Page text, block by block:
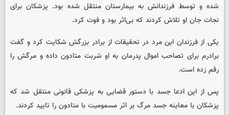
شده و توسط فرزندانش به بیمارستان منتقل شده بود. پزشکان برای
نجات جان او تلاش کردند که بی‌اثر بود و فوت کرد.
یکی از فرزندان این مرد در تحقیقات از برادر بزرگش شکایت کرد و گفت
برادرم برای تصاحب اموال پدرمان به او شربت متادون داده و مرگش را
رقم زده است.
پس از این ادعا جسد با دستور قضایی به پزشکی قانونی منتقل شد که
پزشکان با معاینه جسد مرگ بر اثر مسمومیت با متادون را تایید کردند.